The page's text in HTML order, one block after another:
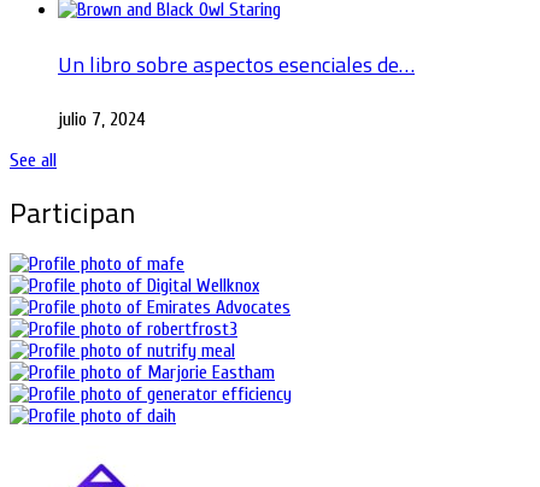
Un libro sobre aspectos esenciales de…
julio 7, 2024
See all
Participan